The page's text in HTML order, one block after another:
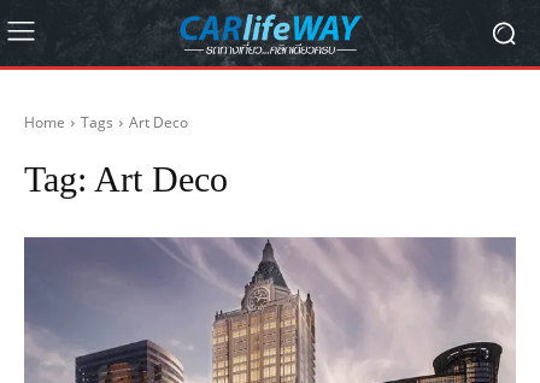
Home Tags Art Deco
Tag: Art Deco